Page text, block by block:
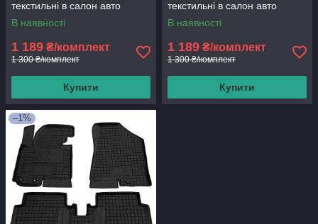
текстильні в салон авто
В наявності
1 189 ₴/комплект
1 300 ₴/комплект
Купити
текстильні в салон авто
В наявності
1 189 ₴/комплект
1 300 ₴/комплект
Купити
–1%